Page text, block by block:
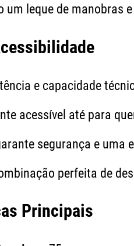
um leque de manobras
e capacidade
acessível até para
segurança e uma
perfeita de
Principais